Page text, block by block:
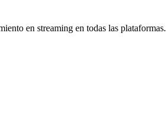
en streaming en todas las plataformas.